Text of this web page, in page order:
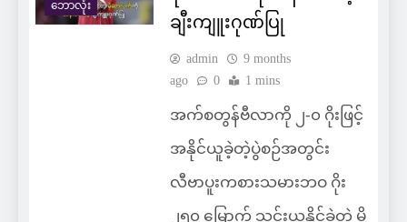
ဘောလုံး
ချီးကျူးဂုဏ်ပြု
admin
9 months
ago
0 1 mins
အက်စတွန်ဗီလာကို ၂-၀ ဂိုးဖြင့်
အနိုင်ယူခဲ့တဲ့ပွဲစဉ်အတွင်း
လီဗာပူးကစားသမားဘဝ ဂိုး
၂၅၀ မြောက် သွင်းယူနိုင်ခဲ့တဲ့ မို